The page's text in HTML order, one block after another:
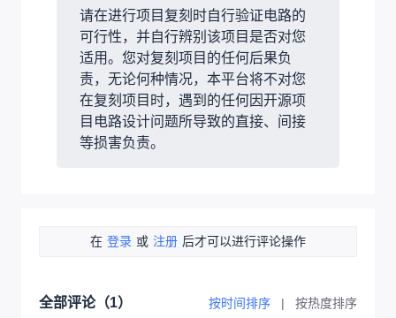
请在进行项目复刻时自行验证电路的
可行性，并自行辨别该项目是否对您
适用。您对复刻项目的任何后果负
责，无论何种情况，本平台将不对您
在复刻项目时，遇到的任何因开源项
目电路设计问题所导致的直接、间接
等损害负责。
在 登录 或 注册 后才可以进行评论操作
全部评论（1） 按时间排序 | 按热度排序